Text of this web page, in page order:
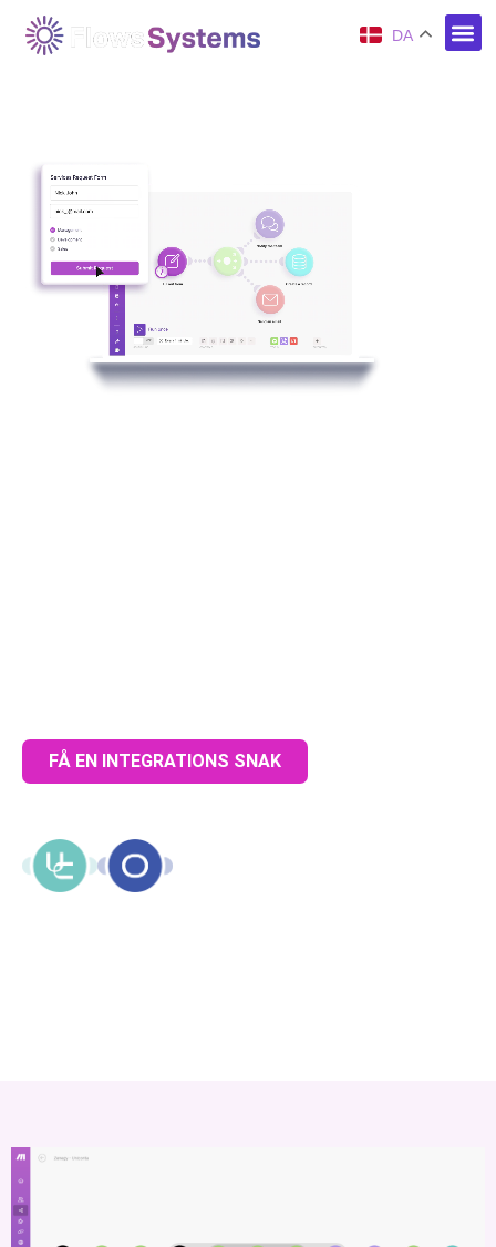
DA
FÅ EN INTEGRATIONS SNAK